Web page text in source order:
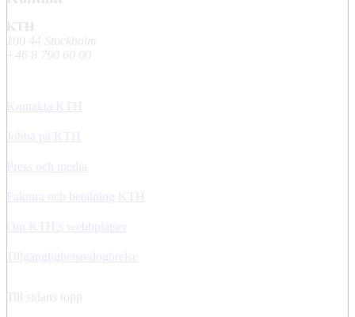
KTH
100 44 Stockholm
+46 8 790 60 00
Kontakta KTH
Jobba på KTH
Press och media
Faktura och betalning KTH
Om KTH:s webbplatser
Tillgänglighetsredogörelse
Till sidans topp